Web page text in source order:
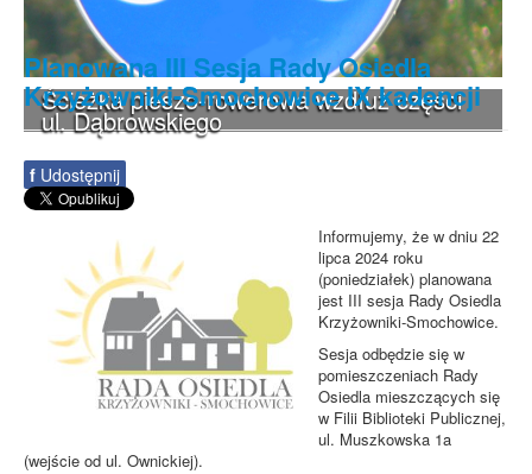
Ścieżka pieszo-rowerowa wzdłuż części
ul. Dąbrowskiego
Planowana III Sesja Rady Osiedla
Krzyżowniki-Smochowice IX kadencji
f Udostępnij
Informujemy, że w dniu 22
lipca 2024 roku
(poniedziałek) planowana
jest III sesja Rady Osiedla
Krzyżowniki-Smochowice.
Sesja odbędzie się w
pomieszczeniach Rady
Osiedla mieszczących się
w Filii Biblioteki Publicznej,
ul. Muszkowska 1a
(wejście od ul. Ownickiej).